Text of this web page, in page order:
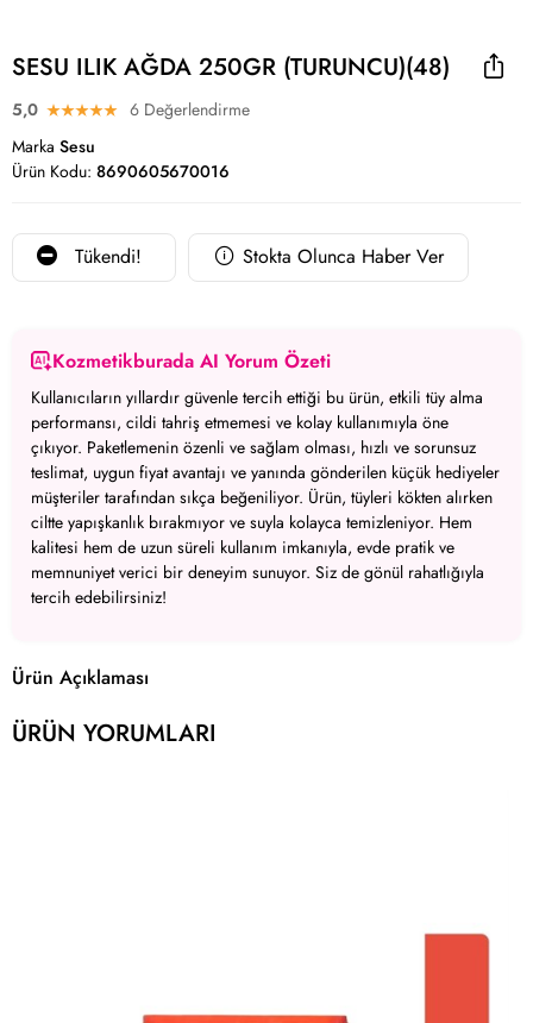
SESU ILIK AĞDA 250GR (TURUNCU)(48)
5,0
6 Değerlendirme
Marka Sesu
Ürün Kodu: 8690605670016
Tükendi! Stokta Olunca Haber Ver
Kozmetikburada AI Yorum Özeti
Kullanıcıların yıllardır güvenle tercih ettiği bu ürün, etkili tüy alma
performansı, cildi tahriş etmemesi ve kolay kullanımıyla öne
çıkıyor. Paketlemenin özenli ve sağlam olması, hızlı ve sorunsuz
teslimat, uygun fiyat avantajı ve yanında gönderilen küçük hediyeler
müşteriler tarafından sıkça beğeniliyor. Ürün, tüyleri kökten alırken
ciltte yapışkanlık bırakmıyor ve suyla kolayca temizleniyor. Hem
kalitesi hem de uzun süreli kullanım imkanıyla, evde pratik ve
memnuniyet verici bir deneyim sunuyor. Siz de gönül rahatlığıyla
tercih edebilirsiniz!
Ürün Açıklaması
ÜRÜN YORUMLARI